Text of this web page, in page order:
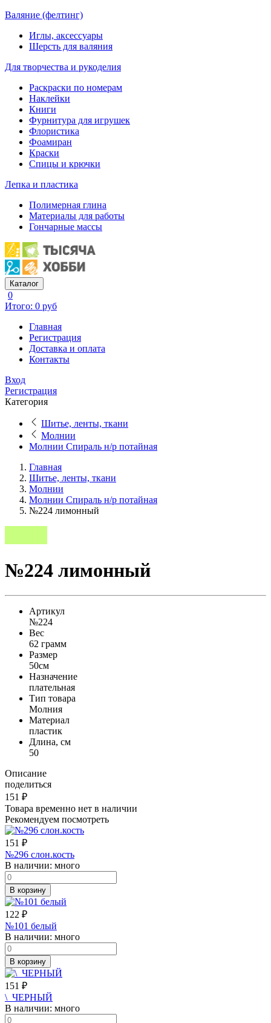
Валяние (фелтинг)
Иглы, аксессуары
Шерсть для валяния
Для творчества и рукоделия
Раскраски по номерам
Наклейки
Книги
Фурнитура для игрушек
Флористика
Фоамиран
Краски
Спицы и крючки
Лепка и пластика
Полимерная глина
Материалы для работы
Гончарные массы
Каталог
0
Итого: 0 руб
Главная
Регистрация
Доставка и оплата
Контакты
Вход
Регистрация
Категория
Шитье, ленты, ткани
Молнии
Молнии Спираль н/р потайная
Главная
Шитье, ленты, ткани
Молнии
Молнии Спираль н/р потайная
№224 лимонный
№224 лимонный
Артикул
№224
Вес
62 грамм
Размер
50см
Назначение
плательная
Тип товара
Молния
Материал
пластик
Длина, см
50
Описание
поделиться
151 ₽
Товара временно нет в наличии
Рекомендуем посмотреть
151 ₽
№296 слон.кость
В наличии: много
В корзину
122 ₽
№101 белый
В наличии: много
В корзину
151 ₽
\_ЧЕРНЫЙ
В наличии: много